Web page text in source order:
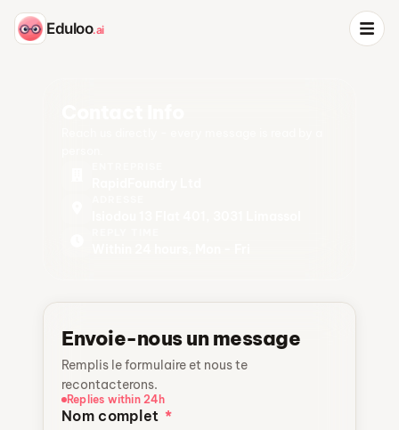
Eduloo.ai
Envoie-nous un message
Remplis le formulaire et nous te
recontacterons.
Replies within 24h
Nom complet *